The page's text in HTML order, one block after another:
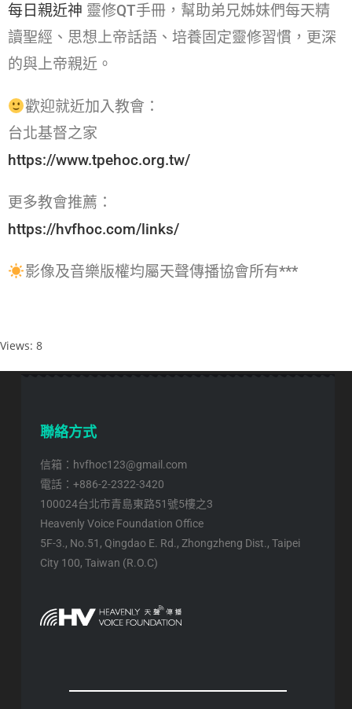
每日親近神​ 靈修QT手冊，幫助弟兄姊妹們每天精
讀聖經、思想上帝話語、培養固定靈修習慣，更深
的與上帝親近。
歡迎就近加入教會：
台北基督之家
https://www.tpehoc.org.tw/
更多教會推薦：
https://hvfhoc.com/links/
影像及音樂版權均屬天聲傳播協會所有***
Views: 8
聯絡方式
信箱：hvfhoc123@gmail.com
電話：+886-2-2322-3420
100024台北市青島東路51號5樓之3
Heavenly Voice Foundation Office
5F-3., No.51, Qingdao E. Rd., Zhongzheng Dist., Taipei
City 100, Taiwan (R.O.C)